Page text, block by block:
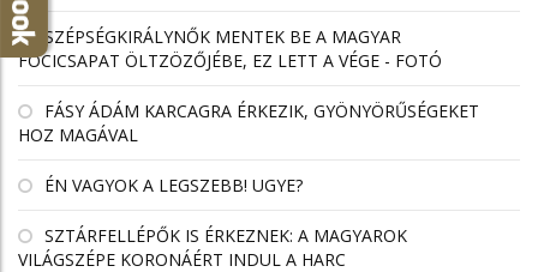
SZÉPSÉGKIRÁLYNŐK MENTEK BE A MAGYAR
FOCICSAPAT ÖLTZÖZŐJÉBE, EZ LETT A VÉGE - FOTÓ
FÁSY ÁDÁM KARCAGRA ÉRKEZIK, GYÖNYÖRŰSÉGEKET
HOZ MAGÁVAL
ÉN VAGYOK A LEGSZEBB! UGYE?
SZTÁRFELLÉPŐK IS ÉRKEZNEK: A MAGYAROK
VILÁGSZÉPE KORONÁÉRT INDUL A HARC